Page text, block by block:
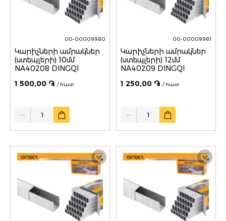
00-00009980
Կարիչների ամրակներ
(ստեպլերի) 10մմ
NA40208 DINGQI
1 500,00 ֏ / հատ
00-00009981
Կարիչների ամրակներ
(ստեպլերի) 12մմ
NA40209 DINGQI
1 250,00 ֏ / հատ